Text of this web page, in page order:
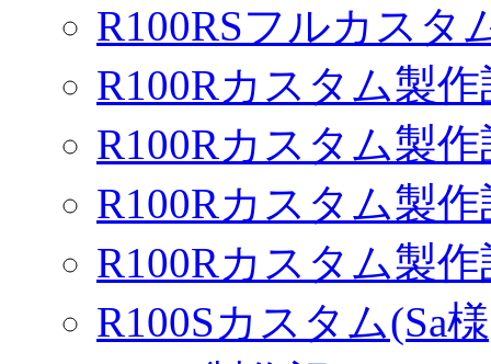
R100RSフルカスタ
R100Rカスタム製作
R100Rカスタム製作
R100Rカスタム製作
R100Rカスタム製
R100Sカスタム(Sa